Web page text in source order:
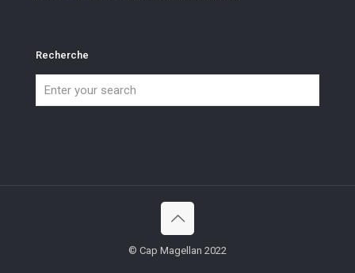
Recherche
© Cap Magellan 2022